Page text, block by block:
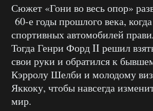
Сюжет «Гони во весь опор»
60-е годы прошлого века,
спортивных автомобилей
Тогда Генри Форд II решил
свои руки и обратился к
Кэрролу Шелби и молодому
Яккоку, чтобы навсегда
мир.